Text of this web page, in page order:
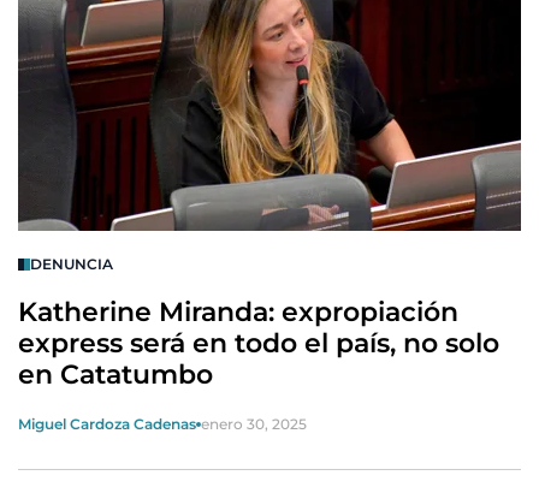
DENUNCIA
Katherine Miranda: expropiación
express será en todo el país, no solo
en Catatumbo
Miguel Cardoza Cadenas enero 30, 2025